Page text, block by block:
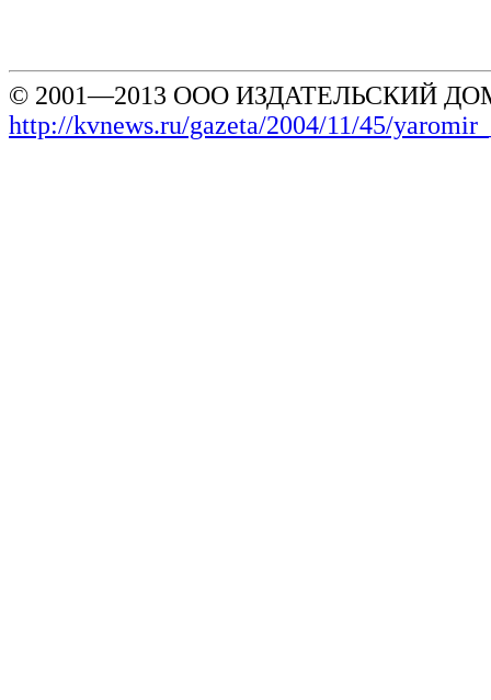
© 2001—2013 ООО ИЗДАТЕЛЬСКИЙ
http://kvnews.ru/gazeta/2004/11/45/